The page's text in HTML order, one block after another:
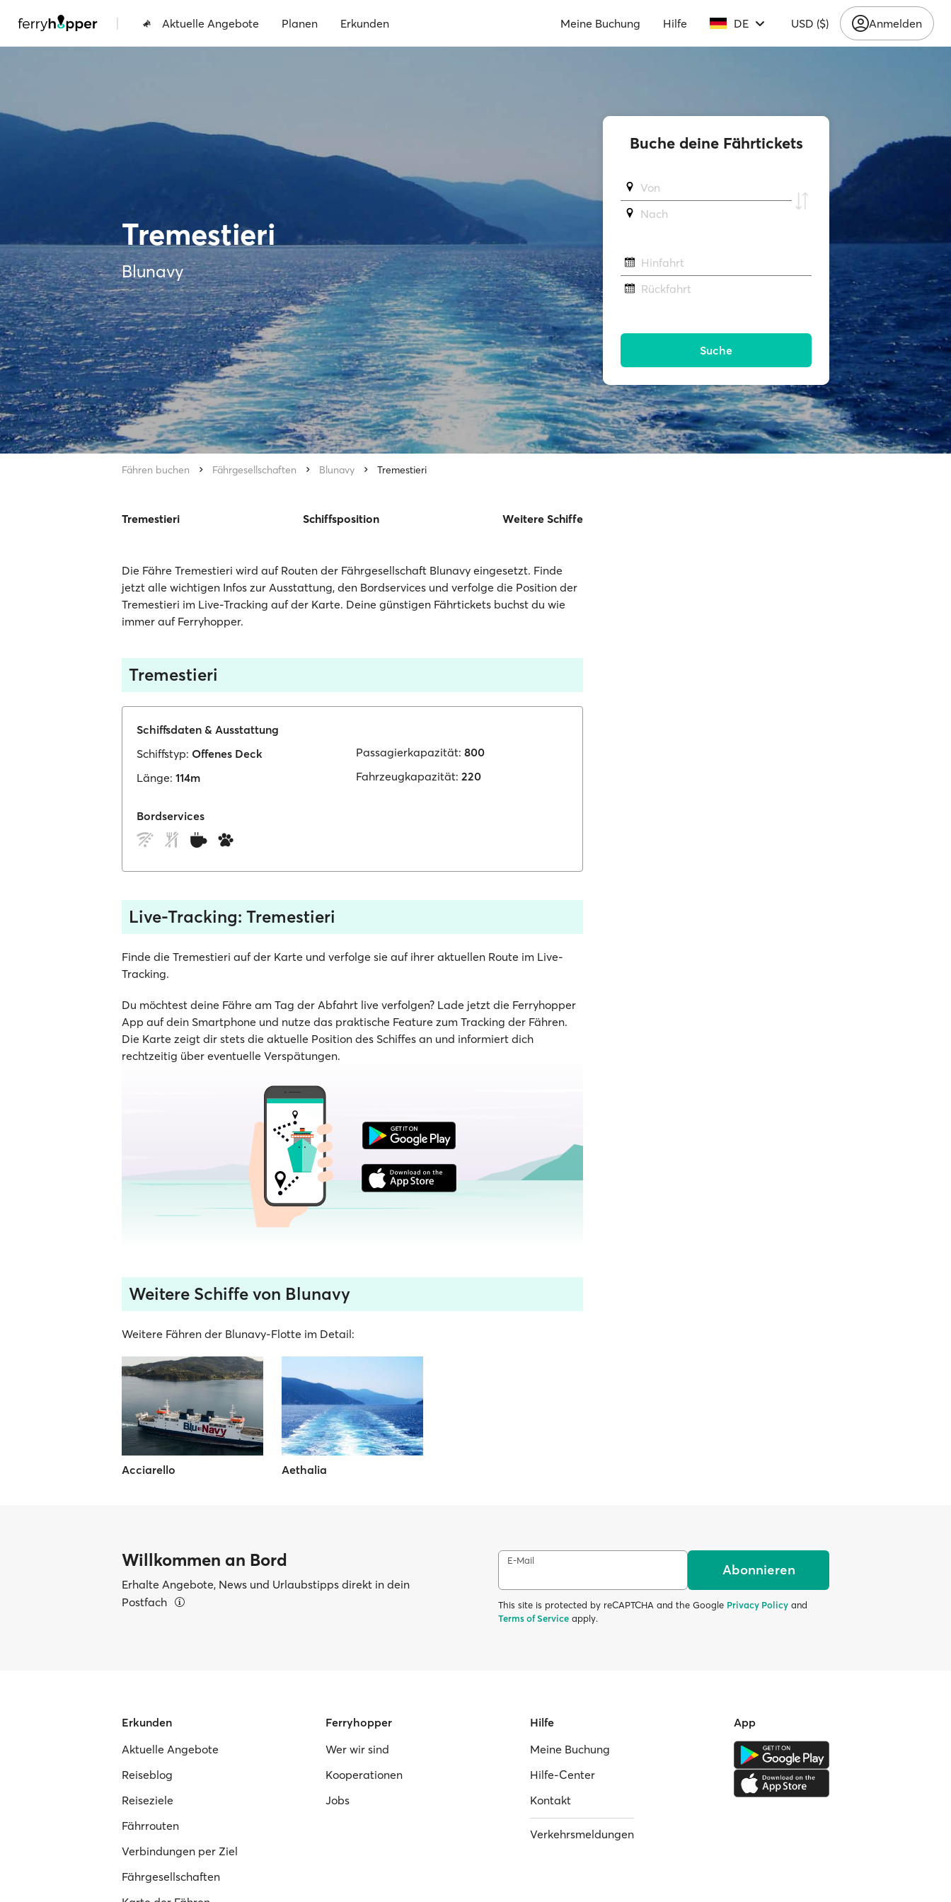
| Aktuelle Angebote Planen Erkunden Meine Buchung Hilfe DE USD ($) Anmelden
Tremestieri
Blunavy
Fähren buchen Fährgesellschaften Blunavy Tremestieri
Tremestieri Schiffsposition Weitere Schiffe
Die Fähre Tremestieri wird auf Routen der Fährgesellschaft Blunavy eingesetzt. Finde
jetzt alle wichtigen Infos zur Ausstattung, den Bordservices und verfolge die Position der
Tremestieri im Live-Tracking auf der Karte. Deine günstigen Fährtickets buchst du wie
immer auf Ferryhopper.
Tremestieri
Schiffsdaten & Ausstattung
Schiffstyp: Offenes Deck
Länge: 114m
Passagierkapazität: 800
Fahrzeugkapazität: 220
Bordservices
Live-Tracking: Tremestieri
Finde die Tremestieri auf der Karte und verfolge sie auf ihrer aktuellen Route im Live-
Tracking.
Du möchtest deine Fähre am Tag der Abfahrt live verfolgen? Lade jetzt die Ferryhopper
App auf dein Smartphone und nutze das praktische Feature zum Tracking der Fähren.
Die Karte zeigt dir stets die aktuelle Position des Schiffes an und informiert dich
rechtzeitig über eventuelle Verspätungen.
Weitere Schiffe von Blunavy
Weitere Fähren der Blunavy-Flotte im Detail:
Acciarello Aethalia
Buche deine Fährtickets
Von
Νach
Hinfahrt
Rückfahrt
Suche
Willkommen an Bord
Erhalte Angebote, News und Urlaubstipps direkt in dein
Postfach
E-Mail
Abonnieren
This site is protected by reCAPTCHA and the Google Privacy Policy and
Terms of Service apply.
Erkunden
Aktuelle Angebote
Reiseblog
Reiseziele
Fährrouten
Verbindungen per Ziel
Fährgesellschaften
Ferryhopper
Wer wir sind
Kooperationen
Jobs
Hilfe
Meine Buchung
Hilfe-Center
Kontakt
Verkehrsmeldungen
App